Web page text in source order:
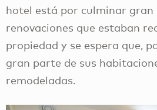
hotel está por culminar gran
renovaciones que estaban
propiedad y se espera que,
gran parte de sus
remodeladas.